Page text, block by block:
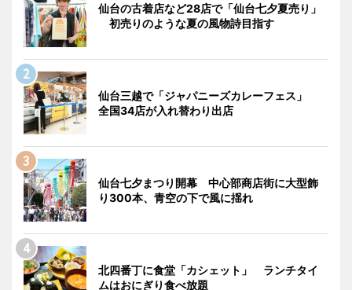
仙台の古着店など28店で「仙台七夕夏売り」
初売りのような夏の風物詩目指す
仙台三越で「ジャパニーズカレーフェス」
全国34店が入れ替わり出店
仙台七夕まつり開幕 中心部商店街に大型飾
り300本、青空の下で風に揺れ
北四番丁に食堂「カシェット」 ランチタイ
ムはおにぎり食べ放題